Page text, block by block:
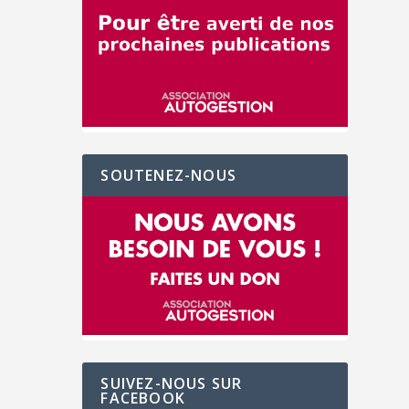
SOUTENEZ-NOUS
SUIVEZ-NOUS SUR
FACEBOOK